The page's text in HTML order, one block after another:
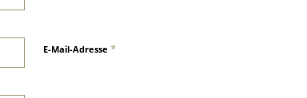
E-Mail-Adresse *